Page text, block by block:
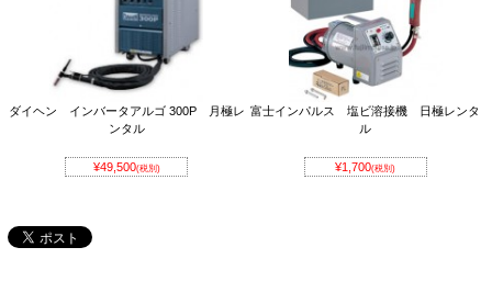
ダイヘン インバータアルゴ 300P 月極レ
ンタル
¥49,500(税別)
富士インパルス 塩ビ溶接機 日極レンタ
ル
¥1,700(税別)